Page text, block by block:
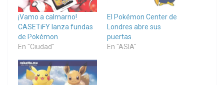
¡Vamo a calmarno!
CASETiFY lanza fundas
de Pokémon.
En "Ciudad"
El Pokémon Center de
Londres abre sus
puertas.
En "ASIA"